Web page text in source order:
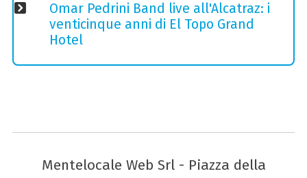
Omar Pedrini Band live all'Alcatraz: i
venticinque anni di El Topo Grand
Hotel
Mentelocale Web Srl - Piazza della